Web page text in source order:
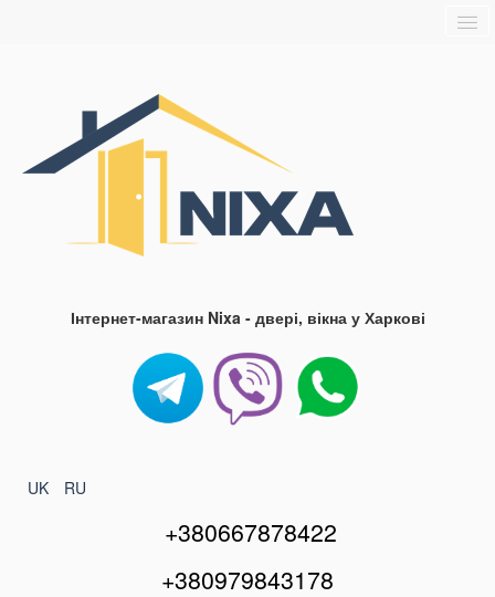
Блог
Інтернет-магазин Nixa - двері, вікна у Харкові
UK RU
+380667878422
+380979843178